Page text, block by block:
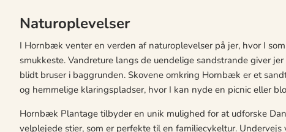
Naturoplevelser
I Hornbæk venter en verden af naturoplevelser på jer, hvor I
smukkeste. Vandreture langs de uendelige sandstrande giver
blidt bruser i baggrunden. Skovene omkring Hornbæk er et
og hemmelige klaringspladser, hvor I kan nyde en picnic eller
Hornbæk Plantage tilbyder en unik mulighed for at udforske
velplejede stier, som er perfekte til en familiecykeltur.